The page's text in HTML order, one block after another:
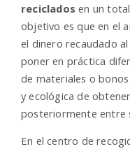
reciclados en un
objetivo es que en el
el dinero recaudado
poner en práctica
de materiales o
y ecológica de
posteriormente entre
En el centro de